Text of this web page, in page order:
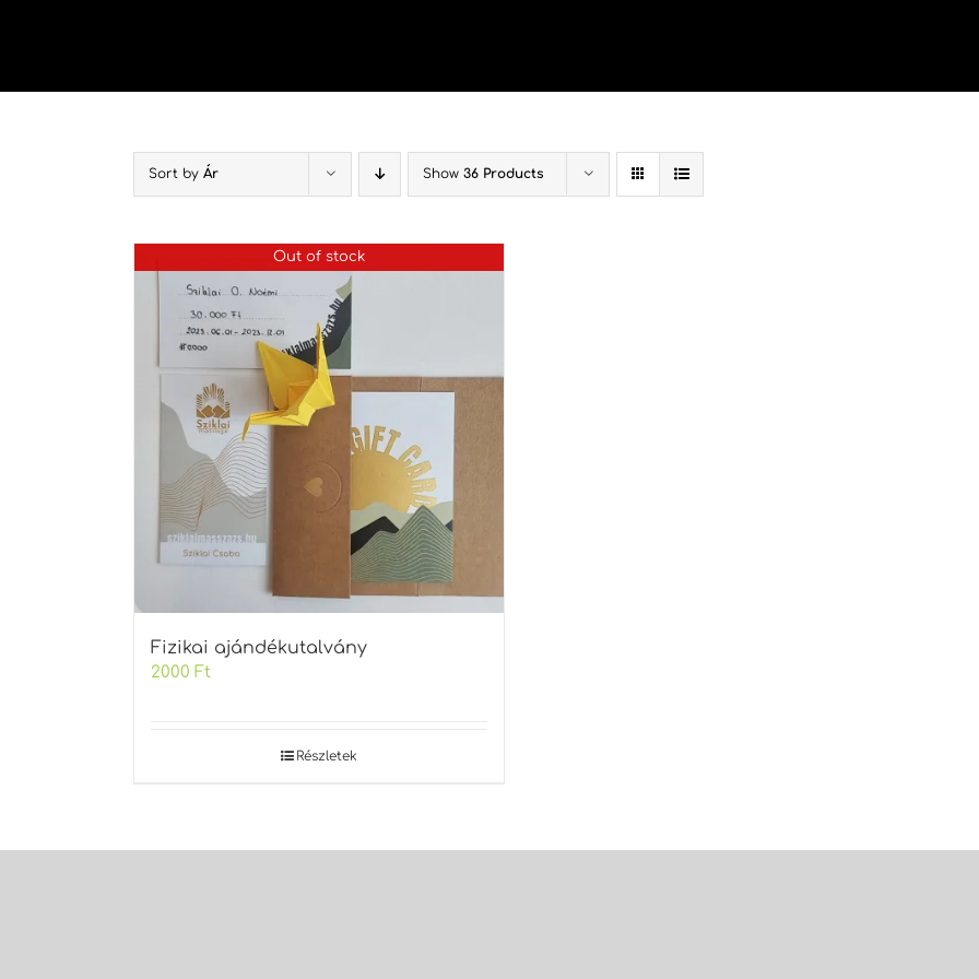
Sort by Ár Show 36 Products
Out of stock
Fizikai ajándékutalvány
2000 Ft
Részletek